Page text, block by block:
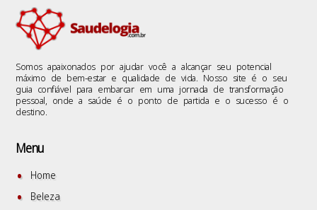
Somos apaixonados por ajudar você a alcançar seu potencial
máximo de bem-estar e qualidade de vida. Nosso site é o seu
guia confiável para embarcar em uma jornada de transformação
pessoal, onde a saúde é o ponto de partida e o sucesso é o
destino.
Menu
Home
Beleza